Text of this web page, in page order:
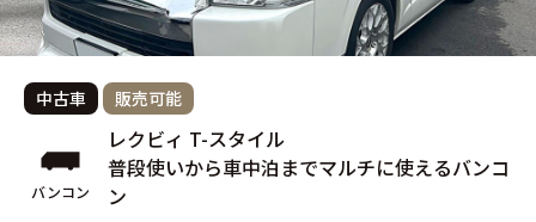
中古車 販売可能
バンコン
レクビィ T-スタイル
普段使いから車中泊までマルチに使えるバンコ
ン